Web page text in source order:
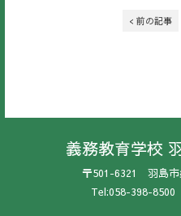
< 前の記事
義務教育学校
〒501-6321 羽島市
Tel:058-398-